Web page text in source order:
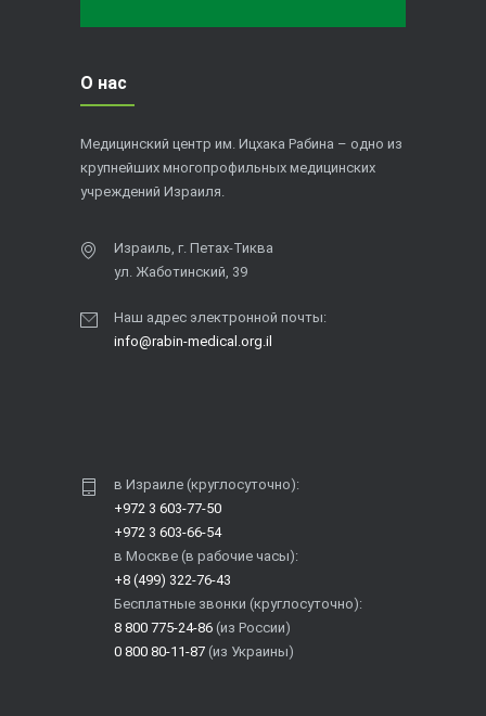
О нас
Медицинский центр им. Ицхака Рабина – одно из
крупнейших многопрофильных медицинских
учреждений Израиля.
Израиль, г. Петах-Тиква
ул. Жаботинский, 39
Наш адрес электронной почты:
info@rabin-medical.org.il
в Израиле (круглосуточно):
+972 3 603-77-50
+972 3 603-66-54
в Москве (в рабочие часы):
+8 (499) 322-76-43
Бесплатные звонки (круглосуточно):
8 800 775-24-86 (из России)
0 800 80-11-87 (из Украины)